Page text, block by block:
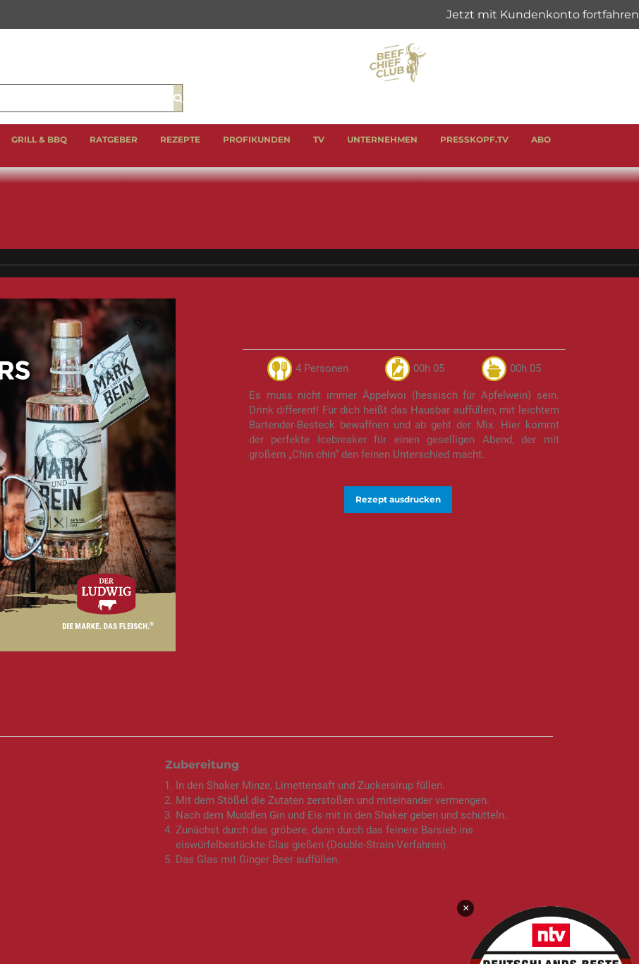
Suche
GRILL & BBQ RATGEBER REZEPTE PROFIKUNDEN TV UNTERNEHMEN PRESSKOPF.TV ABO
4 Personen 00h 05 00h 05
Es muss nicht immer Äppelwoi (hessisch für Apfelwein) sein.
Drink different! Für dich heißt das Hausbar auffüllen, mit leichtem
Bartender-Besteck bewaffnen und ab geht der Mix. Hier kommt
der perfekte Icebreaker für einen geselligen Abend, der mit
großem „Chin chin“ den feinen Unterschied macht.
Rezept ausdrucken
Zubereitung
In den Shaker Minze, Limettensaft und Zuckersirup füllen.
Mit dem Stößel die Zutaten zerstoßen und miteinander vermengen.
Nach dem Muddlen Gin und Eis mit in den Shaker geben und schütteln.
Zunächst durch das gröbere, dann durch das feinere Barsieb ins
eiswürfelbestückte Glas gießen (Double-Strain-Verfahren).
Das Glas mit Ginger Beer auffüllen.
×